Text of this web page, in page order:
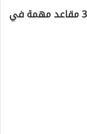
من المتوقع الإعلان عن تعيينات جديدة لـ 3 مقاعد مهمة في